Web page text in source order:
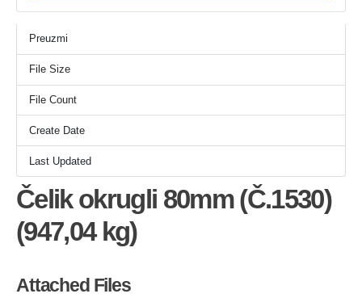
Preuzmi
File Size
File Count
Create Date
Last Updated
Čelik okrugli 80mm (Č.1530)
(947,04 kg)
Attached Files